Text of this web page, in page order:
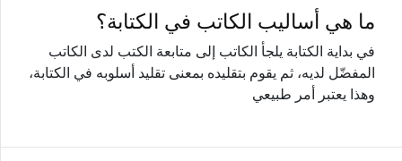
ما هي أساليب الكاتب في الكتابة؟
في بداية الكتابة يلجأ الكاتب إلى متابعة الكتب لدى الكاتب
المفضّل لديه، ثم يقوم بتقليده بمعنى تقليد أسلوبه في الكتابة،
وهذا يعتبر أمر طبيعي